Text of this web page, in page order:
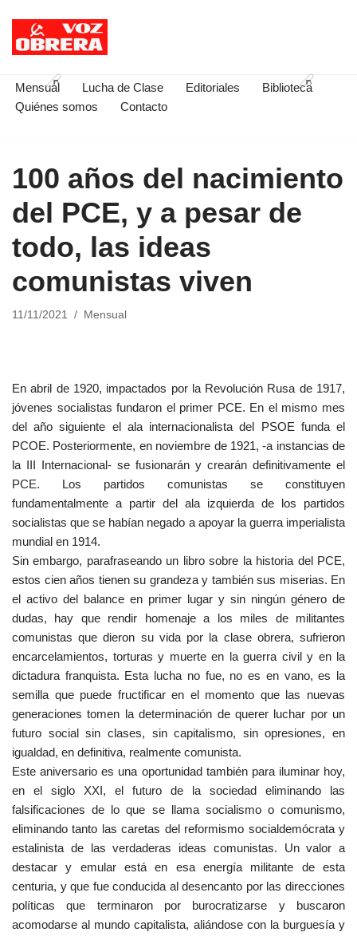
Saltar
contenido
Mensual Lucha de Clase Editoriales
Biblioteca
Quiénes somos
Contacto
100 años del nacimiento
del PCE, y a pesar de
todo, las ideas
comunistas viven
11/11/2021 Mensual
En abril de 1920, impactados por la Revolución Rusa de 1917,
jóvenes socialistas fundaron el primer PCE. En el mismo mes
del año siguiente el ala internacionalista del PSOE funda el
PCOE. Posteriormente, en noviembre de 1921, -a instancias de
la III Internacional- se fusionarán y crearán definitivamente el
PCE. Los partidos comunistas se constituyen
fundamentalmente a partir del ala izquierda de los partidos
socialistas que se habían negado a apoyar la guerra imperialista
mundial en 1914.
Sin embargo, parafraseando un libro sobre la historia del PCE,
estos cien años tienen su grandeza y también sus miserias. En
el activo del balance en primer lugar y sin ningún género de
dudas, hay que rendir homenaje a los miles de militantes
comunistas que dieron su vida por la clase obrera, sufrieron
encarcelamientos, torturas y muerte en la guerra civil y en la
dictadura franquista. Esta lucha no fue, no es en vano, es la
semilla que puede fructificar en el momento que las nuevas
generaciones tomen la determinación de querer luchar por un
futuro social sin clases, sin capitalismo, sin opresiones, en
igualdad, en definitiva, realmente comunista.
Este aniversario es una oportunidad también para iluminar hoy,
en el siglo XXI, el futuro de la sociedad eliminando las
falsificaciones de lo que se llama socialismo o comunismo,
eliminando tanto las caretas del reformismo socialdemócrata y
estalinista de las verdaderas ideas comunistas. Un valor a
destacar y emular está en esa energía militante de esta
centuria, y que fue conducida al desencanto por las direcciones
políticas que terminaron por burocratizarse y buscaron
acomodarse al mundo capitalista, aliándose con la burguesía y